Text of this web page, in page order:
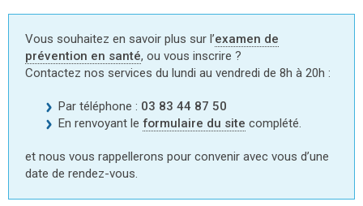
Vous souhaitez en savoir plus sur l’examen de
prévention en santé, ou vous inscrire ?
Contactez nos services du lundi au vendredi de 8h à 20h :
Par téléphone : 03 83 44 87 50
En renvoyant le formulaire du site complété.
et nous vous rappellerons pour convenir avec vous d’une
date de rendez-vous.